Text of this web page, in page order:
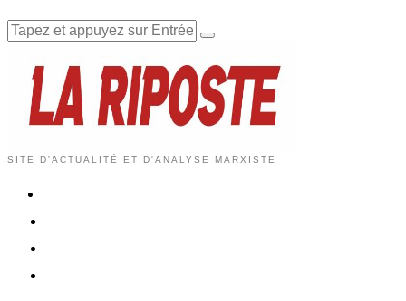
SITE D'ACTUALITÉ ET D'ANALYSE MARXISTE